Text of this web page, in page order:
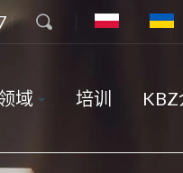
域 培训 KBZ